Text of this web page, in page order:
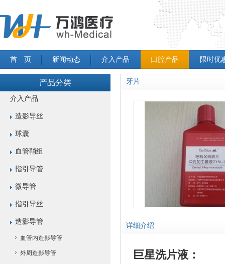
首 页 新闻动态 介入产品 口腔产品 限时优
产品分类
介入产品
造影导丝
球囊
血管鞘组
指引导管
微导管
指引导丝
造影导管
血管内造影导管
外周造影导管
牙片
详细介绍
巨星洗片液：